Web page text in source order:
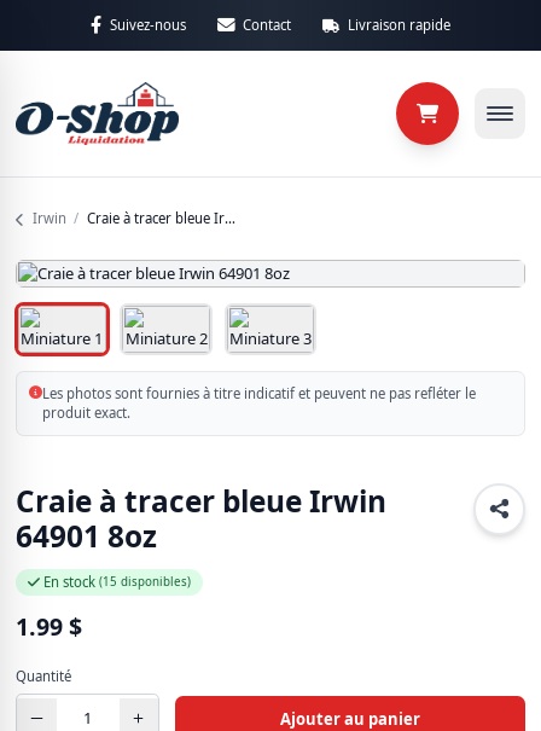
Suivez-nous Contact Livraison rapide
Retour
Catégories
Maison
4 produits
Matériaux
25 produits
Non classé
Outillages
927 produits
Produit de pêche (ADN)
11 produits
Retour
Irwin / Craie à tracer bleue Irwin 64901 8oz
Les photos sont fournies à titre indicatif et peuvent ne pas refléter le
produit exact.
Craie à tracer bleue Irwin
64901 8oz
En stock (15 disponibles)
1.99$
Quantité
Ajouter au panier